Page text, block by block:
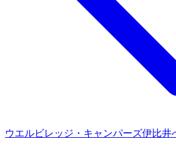
ウエルビレッジ・キャンパーズ伊比井